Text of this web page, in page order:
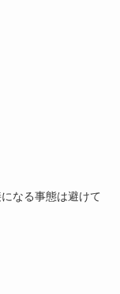
なる事態は避けて